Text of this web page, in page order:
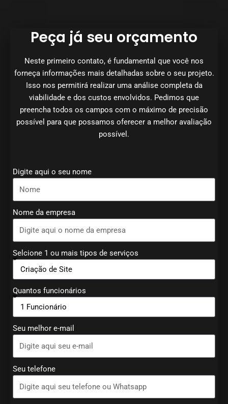
Peça já seu orçamento
Neste primeiro contato, é fundamental que você nos
forneça informações mais detalhadas sobre o seu projeto.
Isso nos permitirá realizar uma análise completa da
viabilidade e dos custos envolvidos. Pedimos que
preencha todos os campos com o máximo de precisão
possível para que possamos oferecer a melhor avaliação
possível.
Digite aqui o seu nome
Nome da empresa
Selcione 1 ou mais tipos de serviços
Quantos funcionários
Seu melhor e-mail
Seu telefone